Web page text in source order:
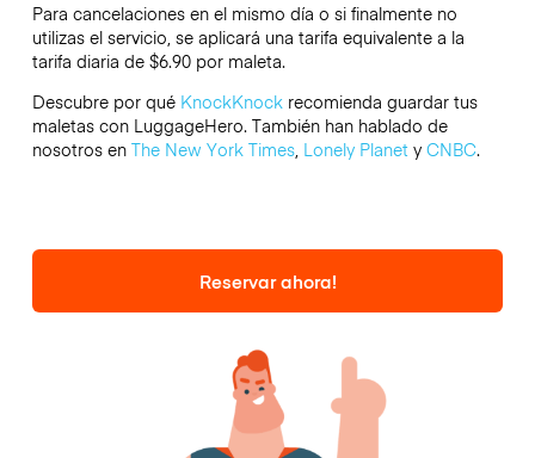
Para cancelaciones en el mismo día o si finalmente no
utilizas el servicio, se aplicará una tarifa equivalente a la
tarifa diaria de $6.90 por maleta.
Descubre por qué KnockKnockrecomienda guardar tus
maletas con LuggageHero. También han hablado de
nosotros en The New York Times, Lonely Planety CNBC.
Reservar ahora!